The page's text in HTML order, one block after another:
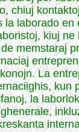
chiuj
la laborado en
kiuj ne
memstaraj
La
kun
la